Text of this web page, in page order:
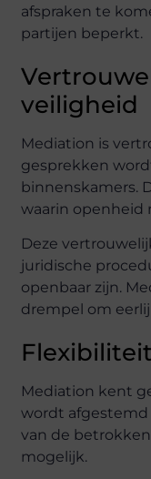
afspraken te
partijen beperkt.
veiligheid
Mediation is
gesprekken
binnenskamers.
waarin openheid
Deze
juridische
openbaar zijn.
drempel om
Mediation kent
wordt
van de
mogelijk.